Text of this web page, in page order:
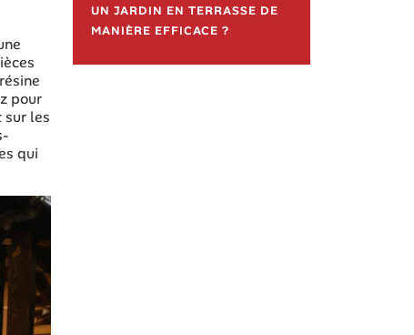
pour
les
qui
UN JARDIN EN TERRASSE DE
MANIÈRE EFFICACE ?